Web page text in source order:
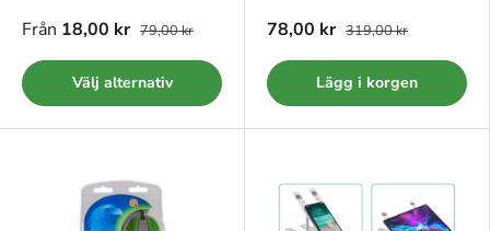
Från 18,00 kr 79,00 kr
Välj alternativ
78,00 kr 319,00 kr
Lägg i korgen